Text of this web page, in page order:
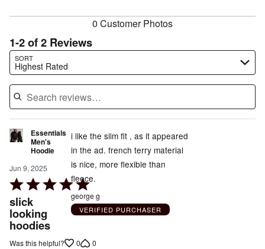
0 Customer Photos
1-2 of 2 Reviews
SORT
Highest Rated
Search reviews…
Essentials
Men's
Hoodie
Jun 9, 2025
Rated
5
out
of
5
slick
looking
hoodies
i like the slim fit , as it appeared
in the ad. french terry material
is nice, more flexible than
fleece.
george g
VERIFIED PURCHASER
Was this helpful? 0 0